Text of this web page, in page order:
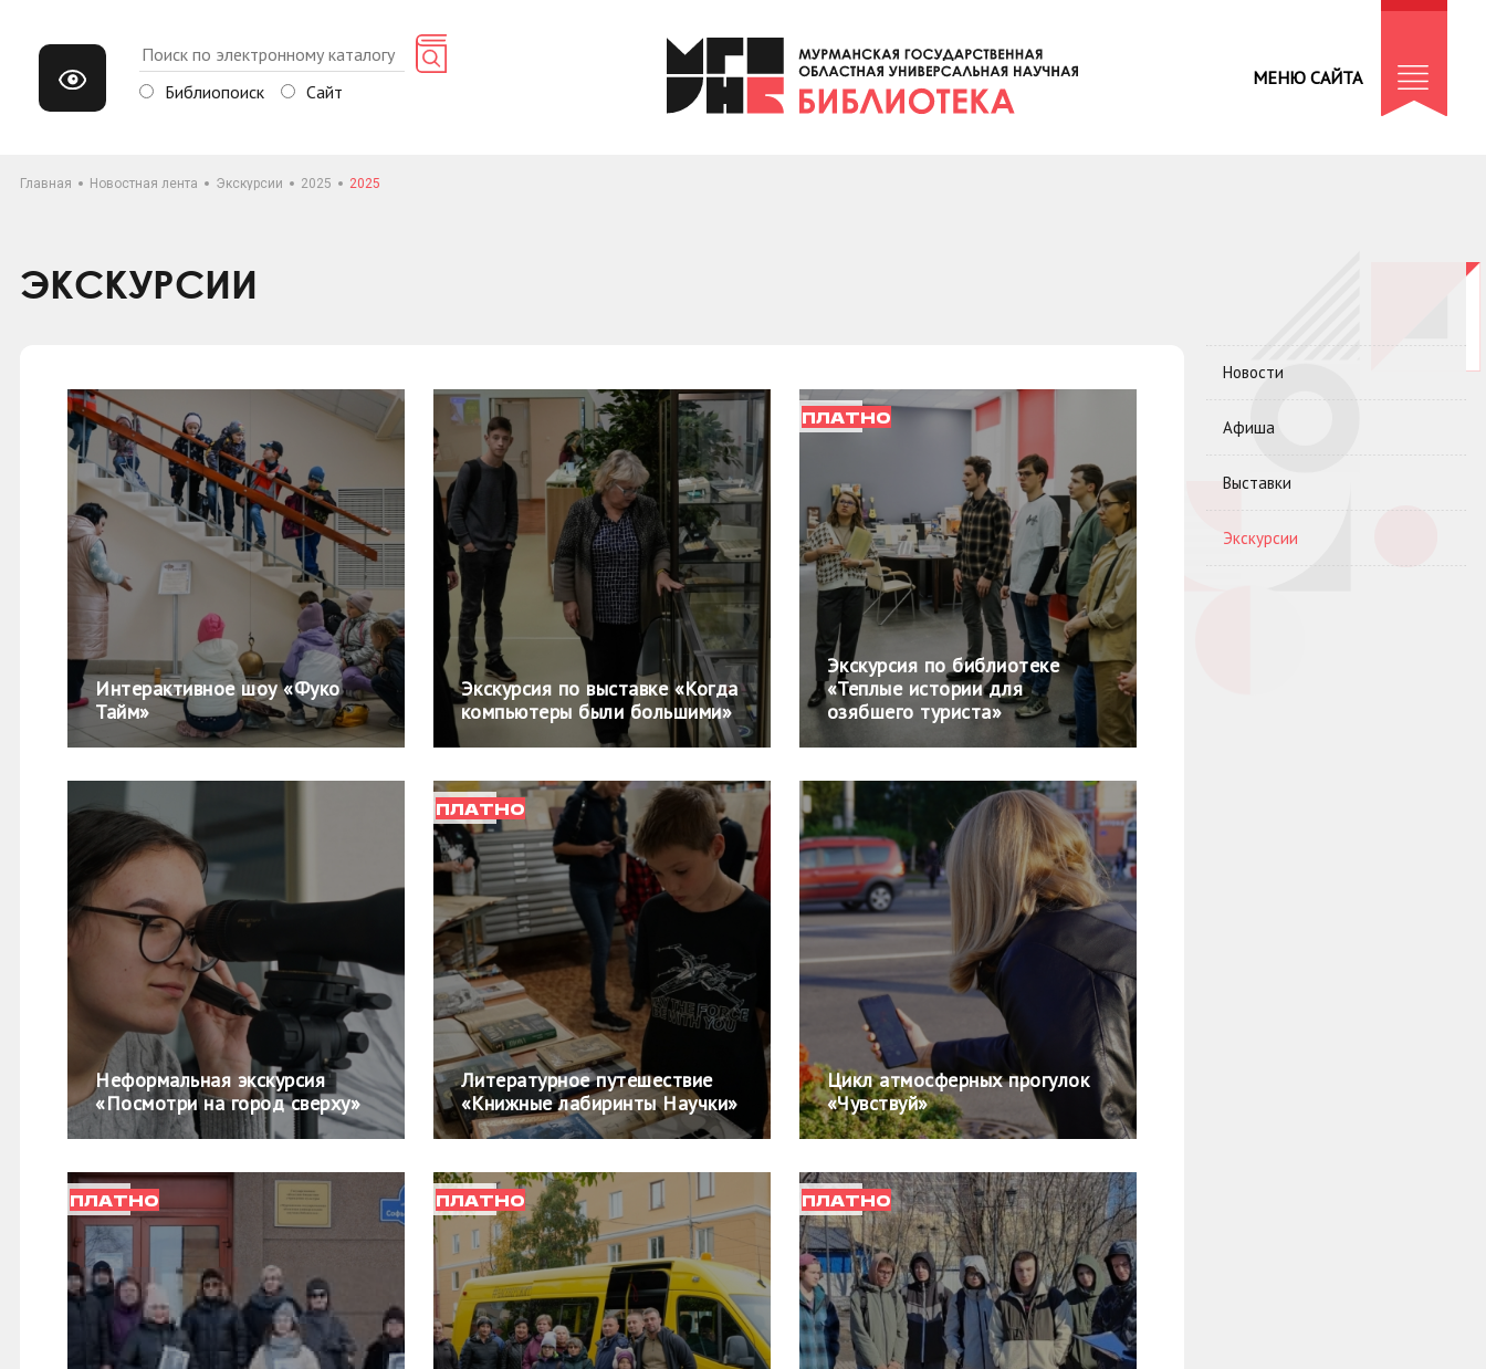
Библиопоиск Сайт
МЕНЮ САЙТА
Главная Новостная лента Экскурсии 2025 2025
ЭКСКУРСИИ
Интерактивное шоу «Фуко
Тайм»
Экскурсия по выставке «Когда
компьютеры были большими»
ПЛАТНО
Экскурсия по библиотеке
«Теплые истории для
озябшего туриста»
Неформальная экскурсия
«Посмотри на город сверху»
ПЛАТНО
Литературное путешествие
«Книжные лабиринты Научки»
Цикл атмосферных прогулок
«Чувствуй»
ПЛАТНО ПЛАТНО ПЛАТНО
Новости
Афиша
Выставки
Экскурсии